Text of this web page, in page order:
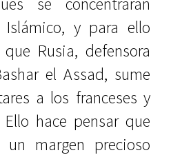
y para ello
Rusia, defensora
el Assad, sume
a los franceses y
hace pensar que
margen precioso